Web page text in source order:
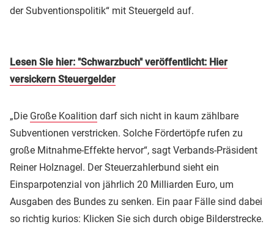
der Subventionspolitik“ mit Steuergeld auf.
Lesen Sie hier: "Schwarzbuch" veröffentlicht: Hier
versickern Steuergelder
„Die Große Koalition darf sich nicht in kaum zählbare
Subventionen verstricken. Solche Fördertöpfe rufen zu
große Mitnahme-Effekte hervor“, sagt Verbands-Präsident
Reiner Holznagel. Der Steuerzahlerbund sieht ein
Einsparpotenzial von jährlich 20 Milliarden Euro, um
Ausgaben des Bundes zu senken. Ein paar Fälle sind dabei
so richtig kurios: Klicken Sie sich durch obige Bilderstrecke.